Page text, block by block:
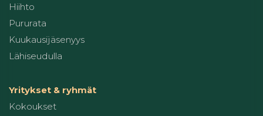
Hiihto
Pururata
Kuukausijäsenyys
Lähiseudulla
Yritykset & ryhmät
Kokoukset